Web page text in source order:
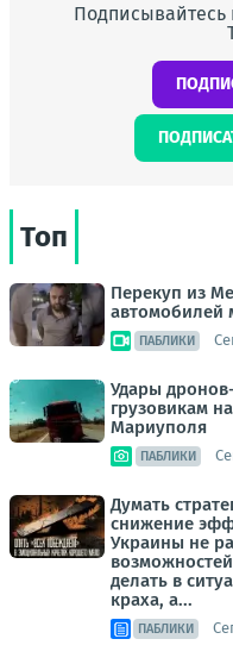
Топ
Перекуп из
автомобилей
ПАБЛИКИ
Удары
грузовикам
Мариуполя
ПАБЛИКИ
Думать
снижение
Украины не
делать в
краха, а...
ПАБЛИКИ